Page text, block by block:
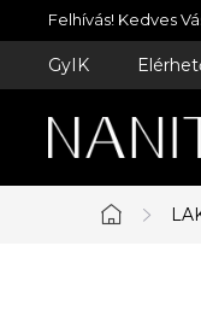
Ugrás
a
Felhívás! Kedves
GyIK
Kezdőlap